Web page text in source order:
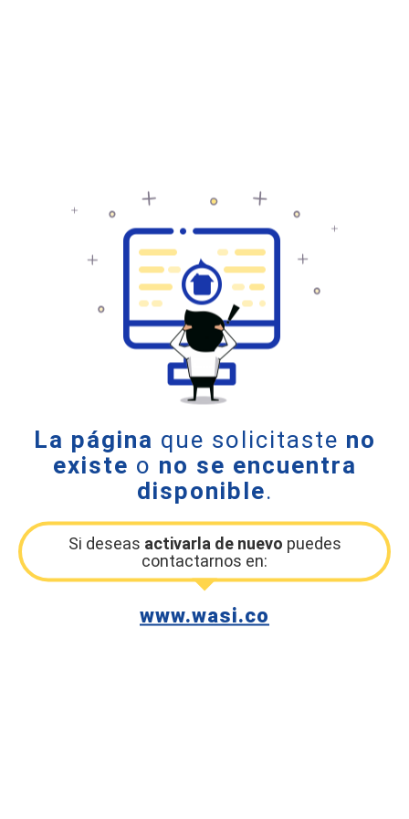
La página que solicitaste no
existe o no se encuentra
disponible.
Si deseas activarla de nuevo puedes
contactarnos en:
www.wasi.co